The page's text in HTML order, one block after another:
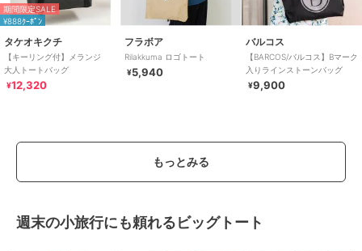
期間限定SALE
¥888ｸｰﾎﾟﾝ
タケオキクチ
【キーリング付】メランジ
大人トートバッグ
¥12,320
フラボア
Rilakkuma ロゴトート
¥5,940
バルコス
【BARCOS/バルコス】Bマーク
入りラインストーンバッグ
¥9,900
もっとみる
週末の小旅行にも頼れるビッグトート